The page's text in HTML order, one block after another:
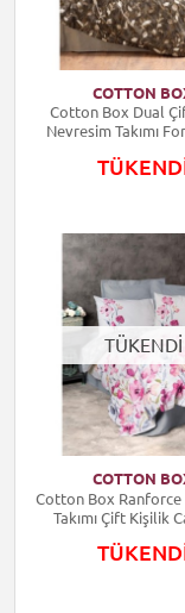
COTTON
Cotton Box Dual
Nevresim Takımı
TÜKENDİ
COTTON
Cotton Box Ranforce
Takımı Çift Kişilik